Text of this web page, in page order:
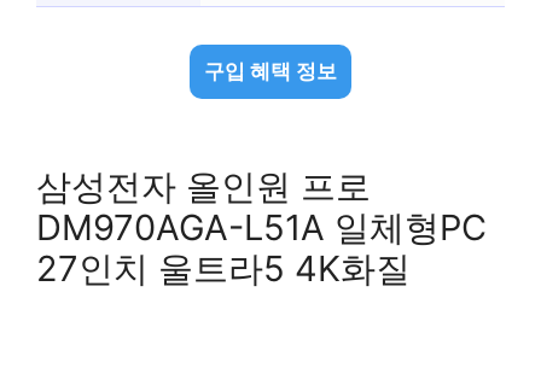
구입 혜택 정보
삼성전자 올인원 프로
DM970AGA-L51A 일체형PC
27인치 울트라5 4K화질